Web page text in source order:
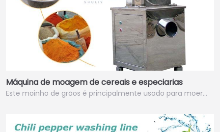
Máquina de moagem de cereais e especiarias
Este moinho de grãos é principalmente usado para moer…